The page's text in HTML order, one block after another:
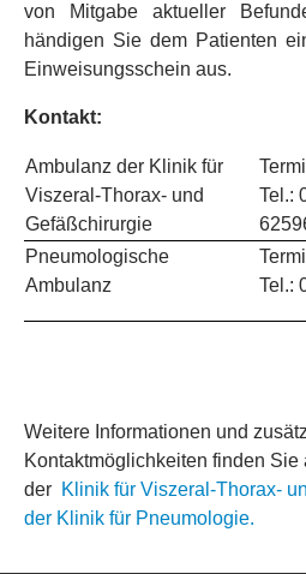
von Mitgabe aktueller
händigen Sie dem Patienten
Einweisungsschein aus.
Kontakt:
Ambulanz der Klinik für
Viszeral-Thorax- und
Gefäßchirurgie
Tel.:
Pneumologische
Ambulanz
Tel.:
Weitere Informationen und
Kontaktmöglichkeiten finden Sie
der Klinik für Viszeral-Thorax-
der Klinik für Pneumologie.